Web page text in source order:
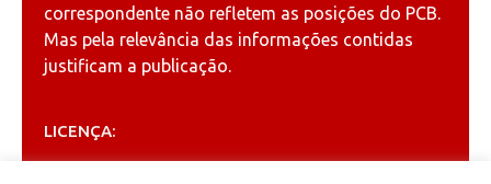
correspondente não refletem as posições do PCB.
Mas pela relevância das informações contidas
justificam a publicação.
LICENÇA: